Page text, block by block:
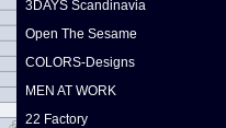
3DAYS Scandinavia
Open The Sesame
COLORS-Designs
MEN AT WORK
22 Factory